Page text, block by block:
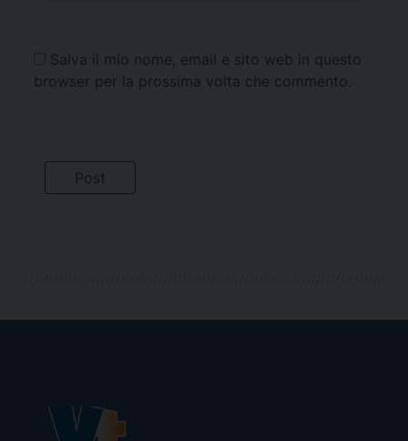
Salva il mio nome, email e sito web in questo
browser per la prossima volta che commento.